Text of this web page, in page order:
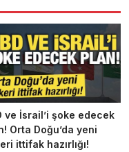
ve İsrail’i şoke edecek
Orta Doğu’da yeni
ittifak hazırlığı!